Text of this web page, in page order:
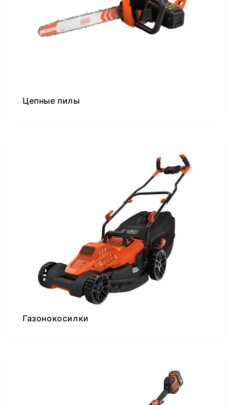
Цепные пилы
Газонокосилки